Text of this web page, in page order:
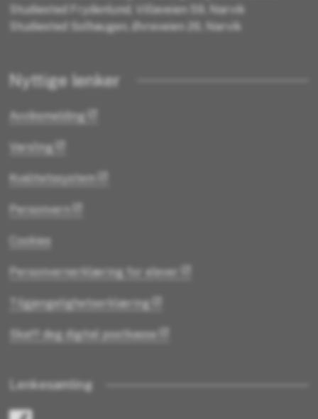
Studiested Frydenlund, Villaveien 59, Narvik
Studiested Solhaugen, Øvreveien 26, Narvik
Nyttige lenker
Avviksmelding
Varsling
Kvalitetssystem
Personvern
Cookies
Personvernerklæring for elever
Tilgjengelighetserklæring
Skaff deg digital postkasse
Lenkesamling